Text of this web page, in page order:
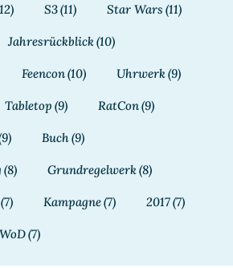
S3(11) Star Wars (11)
Jahresrückblick(10)
Feencon(10) Uhrwerk(9)
Tabletop (9) RatCon(9)
Buch(9)
(8) Grundregelwerk(8)
(7) Kampagne(7) 2017(7)
(7)